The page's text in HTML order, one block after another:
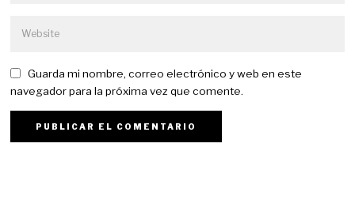
Guarda mi nombre, correo electrónico y web en este
navegador para la próxima vez que comente.